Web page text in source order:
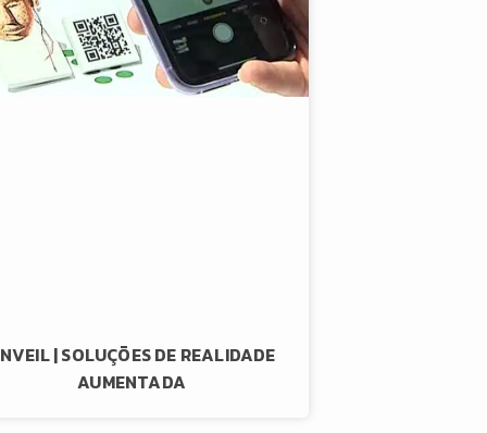
| SOLUÇÕES DE REALIDADE
AUMENTADA